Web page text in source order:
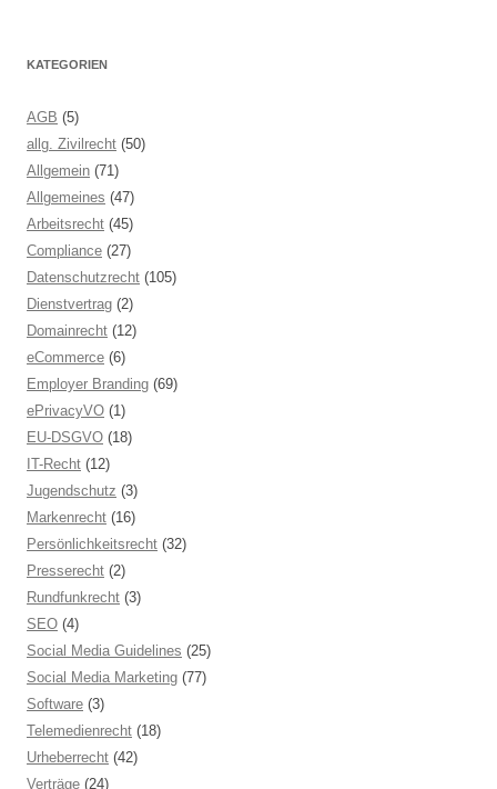
KATEGORIEN
AGB (5)
allg. Zivilrecht (50)
Allgemein (71)
Allgemeines (47)
Arbeitsrecht (45)
Compliance (27)
Datenschutzrecht (105)
Dienstvertrag (2)
Domainrecht (12)
eCommerce (6)
Employer Branding (69)
ePrivacyVO (1)
EU-DSGVO (18)
IT-Recht (12)
Jugendschutz (3)
Markenrecht (16)
Persönlichkeitsrecht (32)
Presserecht (2)
Rundfunkrecht (3)
SEO (4)
Social Media Guidelines (25)
Social Media Marketing (77)
Software (3)
Telemedienrecht (18)
Urheberrecht (42)
Verträge (24)